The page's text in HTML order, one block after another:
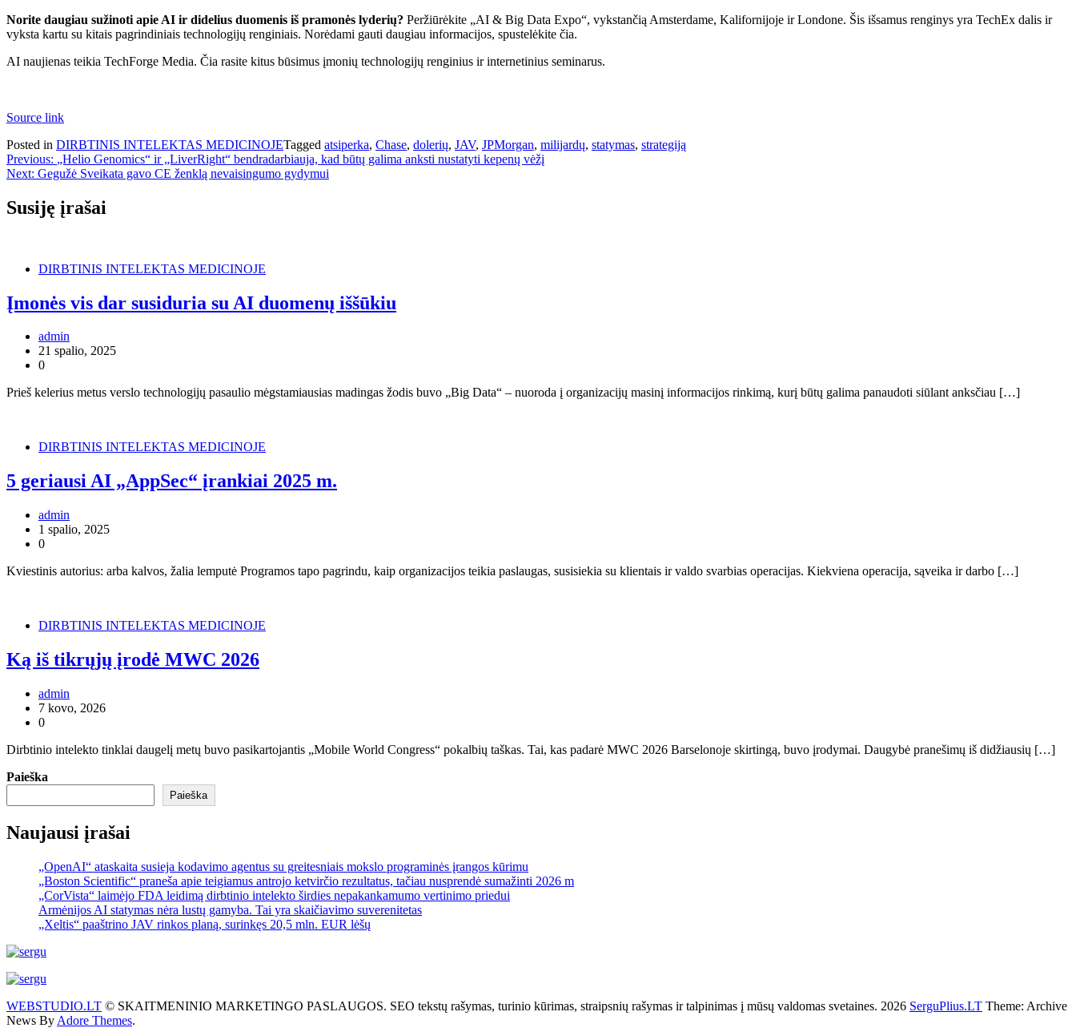
Norite daugiau sužinoti apie AI ir didelius duomenis iš pramonės lyderių? Peržiūrėkite „AI & Big Data Expo“, vykstančią Amsterdame, Kalifornijoje ir Londone. Šis išsamus renginys yra TechEx dalis ir
vyksta kartu su kitais pagrindiniais technologijų renginiais. Norėdami gauti daugiau informacijos, spustelėkite čia.
AI naujienas teikia TechForge Media. Čia rasite kitus būsimus įmonių technologijų renginius ir internetinius seminarus.
Source link
Posted in DIRBTINIS INTELEKTAS MEDICINOJETagged atsiperka, Chase, dolerių, JAV, JPMorgan, milijardų, statymas, strategiją
Navigacija
tarp
įrašų
Previous: „Helio Genomics“ ir „LiverRight“ bendradarbiauja, kad būtų galima anksti nustatyti kepenų vėžį
Next: Gegužė Sveikata gavo CE ženklą nevaisingumo gydymui
Susiję įrašai
DIRBTINIS INTELEKTAS MEDICINOJE
Įmonės vis dar susiduria su AI duomenų iššūkiu
admin
21 spalio, 2025
0
Prieš kelerius metus verslo technologijų pasaulio mėgstamiausias madingas žodis buvo „Big Data“ – nuoroda į organizacijų masinį informacijos rinkimą, kurį būtų galima panaudoti siūlant anksčiau […]
DIRBTINIS INTELEKTAS MEDICINOJE
5 geriausi AI „AppSec“ įrankiai 2025 m.
admin
1 spalio, 2025
0
Kviestinis autorius: arba kalvos, žalia lemputė Programos tapo pagrindu, kaip organizacijos teikia paslaugas, susisiekia su klientais ir valdo svarbias operacijas. Kiekviena operacija, sąveika ir darbo […]
DIRBTINIS INTELEKTAS MEDICINOJE
Ką iš tikrųjų įrodė MWC 2026
admin
7 kovo, 2026
0
Dirbtinio intelekto tinklai daugelį metų buvo pasikartojantis „Mobile World Congress“ pokalbių taškas. Tai, kas padarė MWC 2026 Barselonoje skirtingą, buvo įrodymai. Daugybė pranešimų iš didžiausių […]
Paieška
Paieška
Naujausi įrašai
„OpenAI“ ataskaita susieja kodavimo agentus su greitesniais mokslo programinės įrangos kūrimu
„Boston Scientific“ praneša apie teigiamus antrojo ketvirčio rezultatus, tačiau nusprendė sumažinti 2026 m
„CorVista“ laimėjo FDA leidimą dirbtinio intelekto širdies nepakankamumo vertinimo priedui
Armėnijos AI statymas nėra lustų gamyba. Tai yra skaičiavimo suverenitetas
„Xeltis“ paaštrino JAV rinkos planą, surinkęs 20,5 mln. EUR lėšų
WEBSTUDIO.LT © SKAITMENINIO MARKETINGO PASLAUGOS. SEO tekstų rašymas, turinio kūrimas, straipsnių rašymas ir talpinimas į mūsų valdomas svetaines. 2026 SerguPlius.LT Theme: Archive
News By Adore Themes.